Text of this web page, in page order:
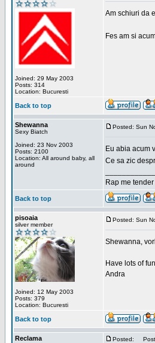
Joined: 29 May 2003
Posts: 314
Location: Bucuresti
Am schiuri da
Fes am si
Back to top
Shewanna
Sexy Biatch
Joined: 23 Nov 2003
Posts: 2100
Location: All around baby, all
around
Posted: Sun
Eu abia acum
Ce sa zic
Rap me
Back to top
pisoaia
silver member
Joined: 12 May 2003
Posts: 379
Location: Bucuresti
Posted: Sun
Shewanna,
Have lots of
Andra
Back to top
Reclama Posted: Post